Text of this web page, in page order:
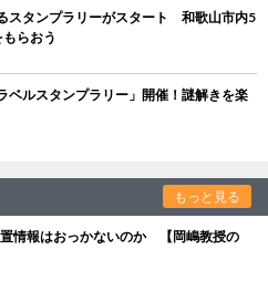
スタンプラリーがスタート 和歌山市内5
らおう
ベルスタンプラリー」開催！謎解きを楽
もっと見る
情報はおっかないのか 【岡嶋教授の